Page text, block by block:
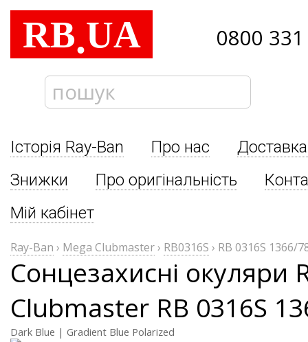
RB.UA 0800
Історія Ray-Ban Про нас
Знижки
Про оригінальність
Мій кабінет
Ray-Ban › Mega Clubmaster› RB0316S › RB 0316S 1366/
Сонцезахисні окуляри
Clubmaster RB 0316S
Dark Blue | Gradient Blue Polarized